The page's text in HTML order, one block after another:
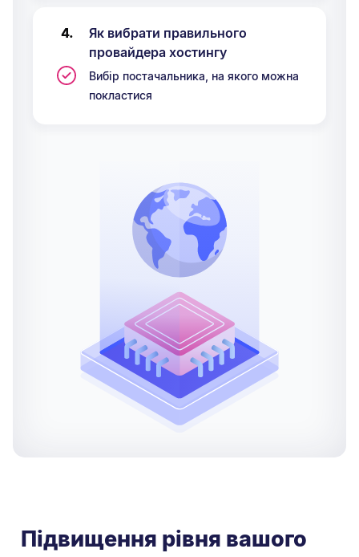
Як вибрати правильного
провайдера хостингу
Вибір постачальника, на якого можна
покластися
Підвищення рівня вашого